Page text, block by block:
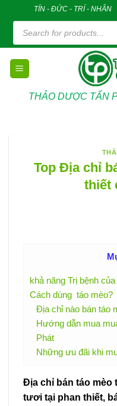
content
TÍN - ĐỨC - TRÍ - NHÂN
Tìm
kiếm
sản
phẩm
THẢO DƯỢC TẤN
Top Địa chỉ
thiết
khả năng Trị bệnh
Cách dùng táo mèo?
Địa chỉ nào bán táo
Hướng dẫn mua
Phát
Những ưu đãi khi
Địa chỉ bán táo mèo
tươi tại phan thiết,